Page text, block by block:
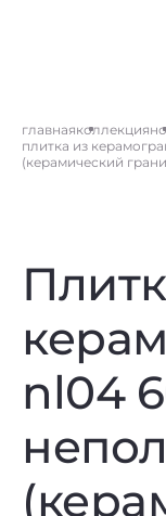
главнаяколлекция
плитка из
(керамический
nl04